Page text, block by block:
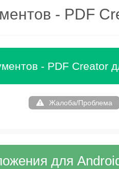
- PDF
- PDF Creator
Жалоба/Проблема
для